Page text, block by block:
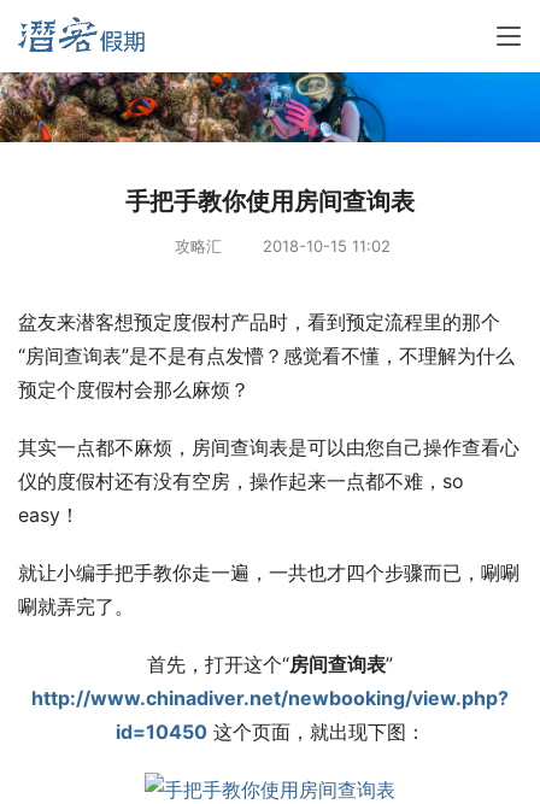
手把手教你使用房间查询表
攻略汇 2018-10-15 11:02
盆友来潜客想预定度假村产品时，看到预定流程里的那个
“房间查询表”是不是有点发懵？感觉看不懂，不理解为什么
预定个度假村会那么麻烦？
其实一点都不麻烦，房间查询表是可以由您自己操作查看心
仪的度假村还有没有空房，操作起来一点都不难，so
easy！
就让小编手把手教你走一遍，一共也才四个步骤而已，唰唰
唰就弄完了。
首先，打开这个“房间查询表”
http://www.chinadiver.net/newbooking/view.php?
id=10450 这个页面，就出现下图：